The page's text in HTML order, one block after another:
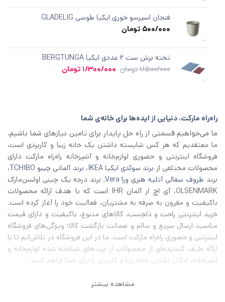
فنجان اسپرسو خوری ایکیا طوسی GLADELIG
500/000 تومان
تخته برش ست ۲ عددی ایکیا BERGTUNGA
1/500/000 تومان قیمت
1/300/000 تومان
راه‌راه مارکت، دنیایی از ایده‌ها برای خانه‌ی شما
ما می‌خواهیم قسمتی از راه حل پایدار برای تامین نیازهای شما باشیم.
ما معتقدیم که هر کس شایسته داشتن یک خانه زیبا و کاربردی است،
فروشگاه اینترنتی و حضوری لوازم‌خانه و آشپزخانه راه‌راه مارکت دارای
محصولات مختلفی از برند سوئدی ایکیا IKEA ، برند آلمانی چیبو TCHIBO
،
برند ظروف سفالی آتلیه هنری ورا Vera
, برند درجه یک چینی اولسن‌مارک
OLSENMARK، آی اچ‌ ار آلمان IHR است که با هدف ارائه محصولات
باکیفیت و مقرون به صرفه به مشتریان، فعالیت خود را آغاز کرده است.
خرید اینترنتی راحت و دلچسب، کالاهای متنوع، باکیفیت و دارای قیمت
مناسب، ارسال سریع و سالم و ضمانت بازگشت کالا؛ ویژگی‌های فروشگاه
اینترنتی و حضوری راه‌راه مارکت است. ما در این فروشگاه در تلاش‌ایم تا با
ارائه طیف گسترده‌ای از محصولات از برند‌های شناخته شده لوازم‌خانه و
آشپزخانه، امکان داشتن خانه زیبا و کاربردی را برای شما فراهم کنیم.
مشاهده بیشتر